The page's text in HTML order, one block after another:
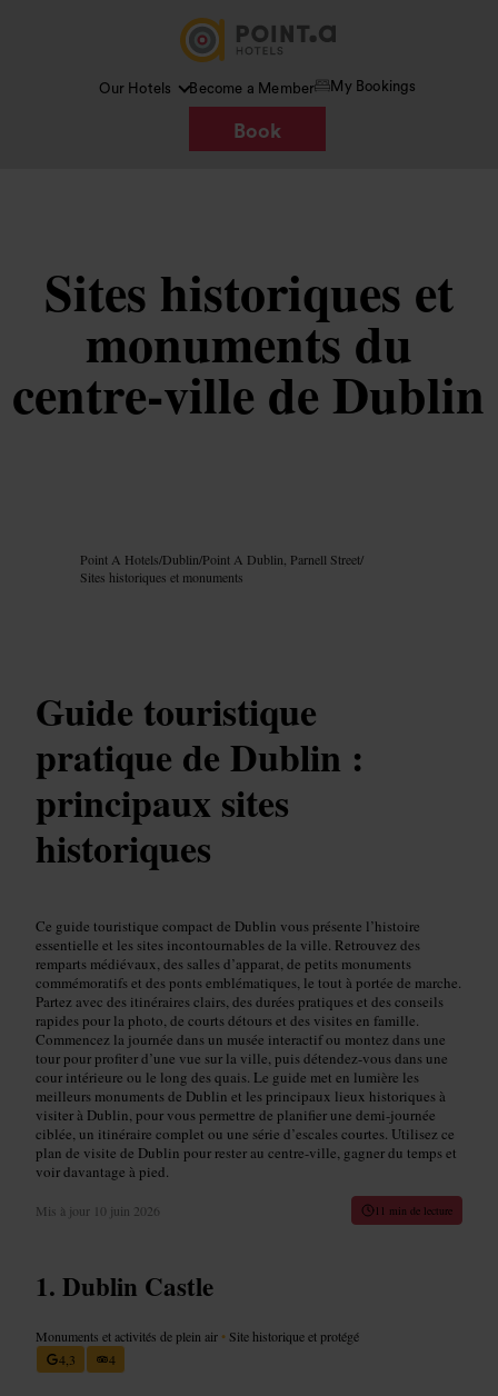
Our Hotels Become a Member My Bookings
Book
Sites historiques et
monuments du
centre-ville de Dublin
Point A Hotels/Dublin/Point A Dublin, Parnell Street/
Sites historiques et monuments
Guide touristique
pratique de Dublin :
principaux sites
historiques
Ce guide touristique compact de Dublin vous présente l’histoire
essentielle et les sites incontournables de la ville. Retrouvez des
remparts médiévaux, des salles d’apparat, de petits monuments
commémoratifs et des ponts emblématiques, le tout à portée de marche.
Partez avec des itinéraires clairs, des durées pratiques et des conseils
rapides pour la photo, de courts détours et des visites en famille.
Commencez la journée dans un musée interactif ou montez dans une
tour pour profiter d’une vue sur la ville, puis détendez-vous dans une
cour intérieure ou le long des quais. Le guide met en lumière les
meilleurs monuments de Dublin et les principaux lieux historiques à
visiter à Dublin, pour vous permettre de planifier une demi-journée
ciblée, un itinéraire complet ou une série d’escales courtes. Utilisez ce
plan de visite de Dublin pour rester au centre-ville, gagner du temps et
voir davantage à pied.
Mis à jour 10 juin 2026 11 min de lecture
Dublin Castle
Monuments et activités de plein air • Site historique et protégé
4,3
4